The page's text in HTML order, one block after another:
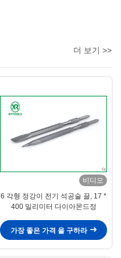
더 보기 >>
비디오
6 각형 정강이 전기 석공술 끌, 17 *
400 밀리미터 다이아몬드정
가장 좋은 가격 을 구하라